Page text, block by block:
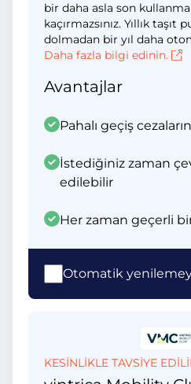
bir daha asla son
kaçırmazsınız. Yıllık taşıt
dolmadan bir yıl daha
Daha fazla bilgi edinin.
Avantajlar
Pahalı geçiş
İstediğiniz zaman
edilebilir
Her zaman geçerli
Otomatik
KESİNLİKLE TAVSİYE